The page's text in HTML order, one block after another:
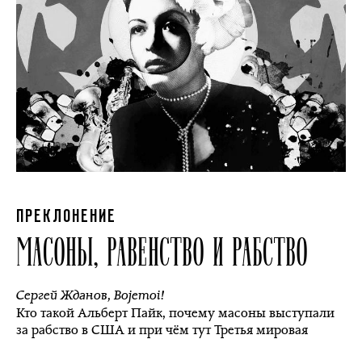
ПРЕКЛОНЕНИЕ
МАСОНЫ, РАВЕНСТВО И РАБСТВО
Сергей Жданов,Bojemoi!
Кто такой Альберт Пайк, почему масоны выступали
за рабство в США и при чём тут Третья мировая